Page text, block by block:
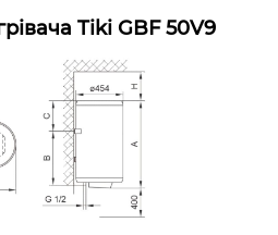
Tiki GBF 50V9